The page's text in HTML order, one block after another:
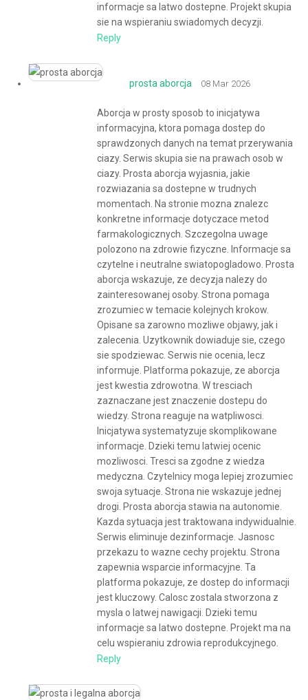
informacje sa latwo dostepne. Projekt skupia
sie na wspieraniu swiadomych decyzji.
Reply
prosta aborcja 08 Mar 2026
Aborcja w prosty sposob to inicjatywa
informacyjna, ktora pomaga dostep do
sprawdzonych danych na temat przerywania
ciazy. Serwis skupia sie na prawach osob w
ciazy. Prosta aborcja wyjasnia, jakie
rozwiazania sa dostepne w trudnych
momentach. Na stronie mozna znalezc
konkretne informacje dotyczace metod
farmakologicznych. Szczegolna uwage
polozono na zdrowie fizyczne. Informacje sa
czytelne i neutralne swiatopogladowo. Prosta
aborcja wskazuje, ze decyzja nalezy do
zainteresowanej osoby. Strona pomaga
zrozumiec w temacie kolejnych krokow.
Opisane sa zarowno mozliwe objawy, jak i
zalecenia. Uzytkownik dowiaduje sie, czego
sie spodziewac. Serwis nie ocenia, lecz
informuje. Platforma pokazuje, ze aborcja
jest kwestia zdrowotna. W tresciach
zaznaczane jest znaczenie dostepu do
wiedzy. Strona reaguje na watpliwosci.
Inicjatywa systematyzuje skomplikowane
informacje. Dzieki temu latwiej ocenic
mozliwosci. Tresci sa zgodne z wiedza
medyczna. Czytelnicy moga lepiej zrozumiec
swoja sytuacje. Strona nie wskazuje jednej
drogi. Prosta aborcja stawia na autonomie.
Kazda sytuacja jest traktowana indywidualnie.
Serwis eliminuje dezinformacje. Jasnosc
przekazu to wazne cechy projektu. Strona
zapewnia wsparcie informacyjne. Ta
platforma pokazuje, ze dostep do informacji
jest kluczowy. Calosc zostala stworzona z
mysla o latwej nawigacji. Dzieki temu
informacje sa latwo dostepne. Projekt ma na
celu wspieraniu zdrowia reprodukcyjnego.
Reply